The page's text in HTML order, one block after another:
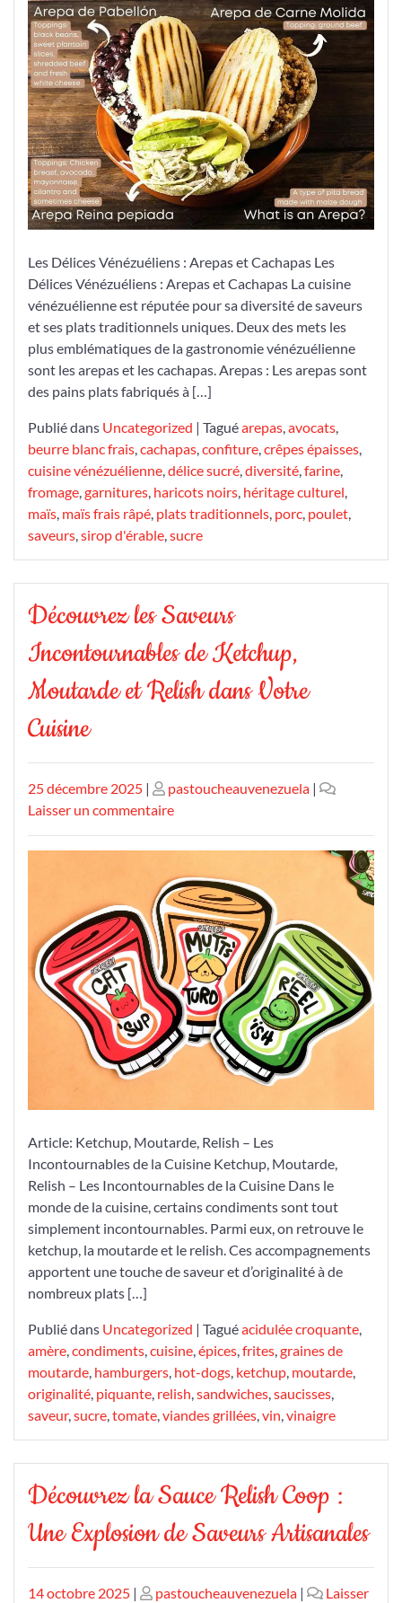
Délices
Vénézuéliens
:
Arepas
et
Cachapas
Les Délices Vénézuéliens : Arepas et Cachapas Les
Délices Vénézuéliens : Arepas et Cachapas La cuisine
vénézuélienne est réputée pour sa diversité de saveurs
et ses plats traditionnels uniques. Deux des mets les
plus emblématiques de la gastronomie vénézuélienne
sont les arepas et les cachapas. Arepas : Les arepas sont
des pains plats fabriqués à […]
Publié dans Uncategorized | Taguéarepas,avocats,
beurre blanc frais,cachapas,confiture,crêpes épaisses,
cuisine vénézuélienne,délice sucré,diversité,farine,
fromage,garnitures, haricots noirs, héritage culturel,
maïs, maïs frais râpé, plats traditionnels, porc, poulet,
saveurs,sirop d'érable,sucre
Découvrez les Saveurs
Incontournables de Ketchup,
Moutarde et Relish dans Votre
Cuisine
Publié
le
25 décembre 2025 | Publié
le
pastoucheauvenezuela |
Laisser un commentairesur
les
Saveurs
Incontournables
de
Ketchup,
Moutarde
et
Relish
dans
Votre
Cuisine
Article: Ketchup, Moutarde, Relish – Les
Incontournables de la Cuisine Ketchup, Moutarde,
Relish – Les Incontournables de la Cuisine Dans le
monde de la cuisine, certains condiments sont tout
simplement incontournables. Parmi eux, on retrouve le
ketchup, la moutarde et le relish. Ces accompagnements
apportent une touche de saveur et d’originalité à de
nombreux plats […]
Publié dans Uncategorized | Taguéacidulée croquante,
amère,condiments,cuisine,épices,frites,graines de
moutarde, hamburgers, hot-dogs, ketchup, moutarde,
originalité, piquante, relish,sandwiches,saucisses,
saveur,sucre,tomate,viandes grillées,vin,vinaigre
Découvrez la Sauce Relish Coop :
Une Explosion de Saveurs Artisanales
Publié
14 octobre 2025 | Publié
pastoucheauvenezuela |
Laisser